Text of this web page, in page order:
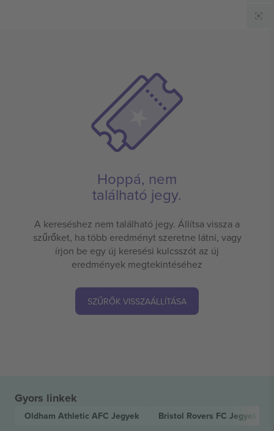
Hoppá, nem
található jegy.
A kereséshez nem található jegy. Állítsa vissza a
szűrőket, ha több eredményt szeretne látni, vagy
írjon be egy új keresési kulcsszót az új
eredmények megtekintéséhez
SZŰRŐK VISSZAÁLLÍTÁSA
Gyors linkek
Oldham Athletic AFC Jegyek Bristol Rovers FC Jegyek